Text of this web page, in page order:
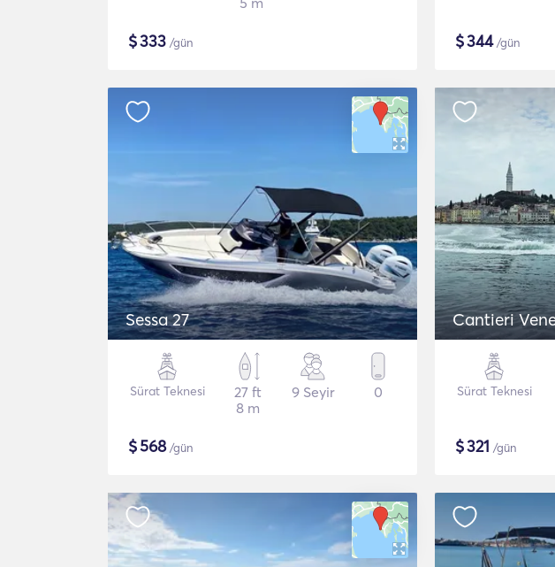
$333 /gün $344/gün
Sessa 27
Sürat Teknesi
27 ft
8 m
9 Seyir 0
$568/gün
Cantieri
Sürat Teknesi
$321 /gün